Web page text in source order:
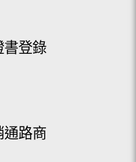
書登錄
通路商